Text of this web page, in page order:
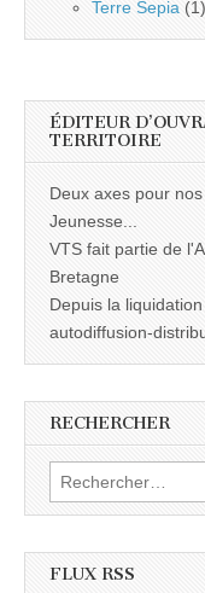
Terre Sepia (1)
ÉDITEUR
TERRITOIRE
Deux axes pour
Jeunesse...
VTS fait partie de
Bretagne
Depuis la
autodiffusion-
RECHERCHER
Rechercher :
FLUX RSS